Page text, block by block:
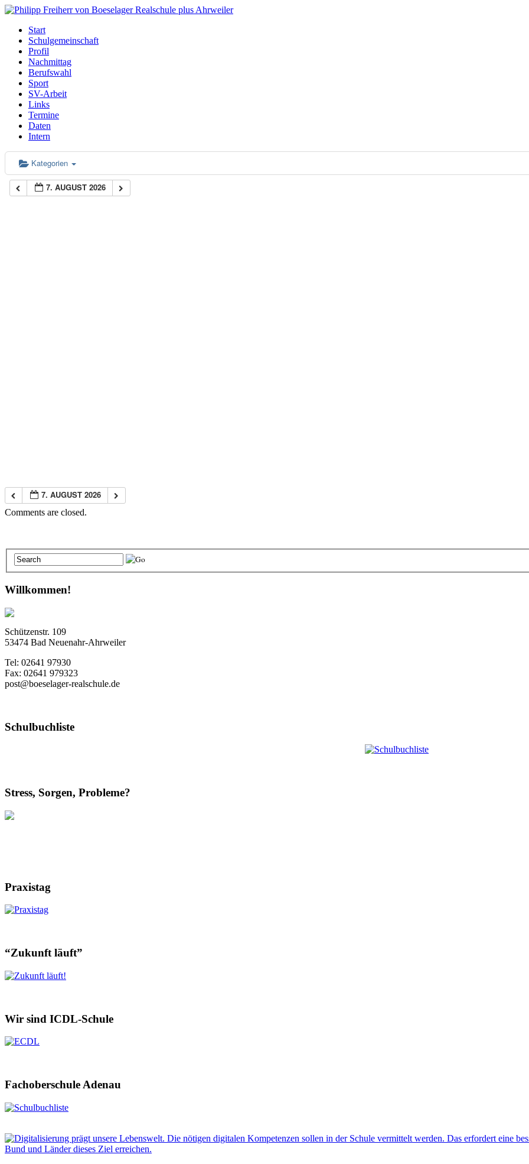
Start
Schulgemeinschaft
Profil
Nachmittag
Berufswahl
Sport
SV-Arbeit
Links
Termine
Daten
Intern
Kategorien
7. AUGUST 2026
7. AUGUST 2026
Comments are closed.
Willkommen!
Schützenstr. 109
53474 Bad Neuenahr-Ahrweiler
Tel: 02641 97930
Fax: 02641 979323
post@boeselager-realschule.de
Schulbuchliste
Stress, Sorgen, Probleme?
Praxistag
“Zukunft läuft”
Wir sind ICDL-Schule
Fachoberschule Adenau